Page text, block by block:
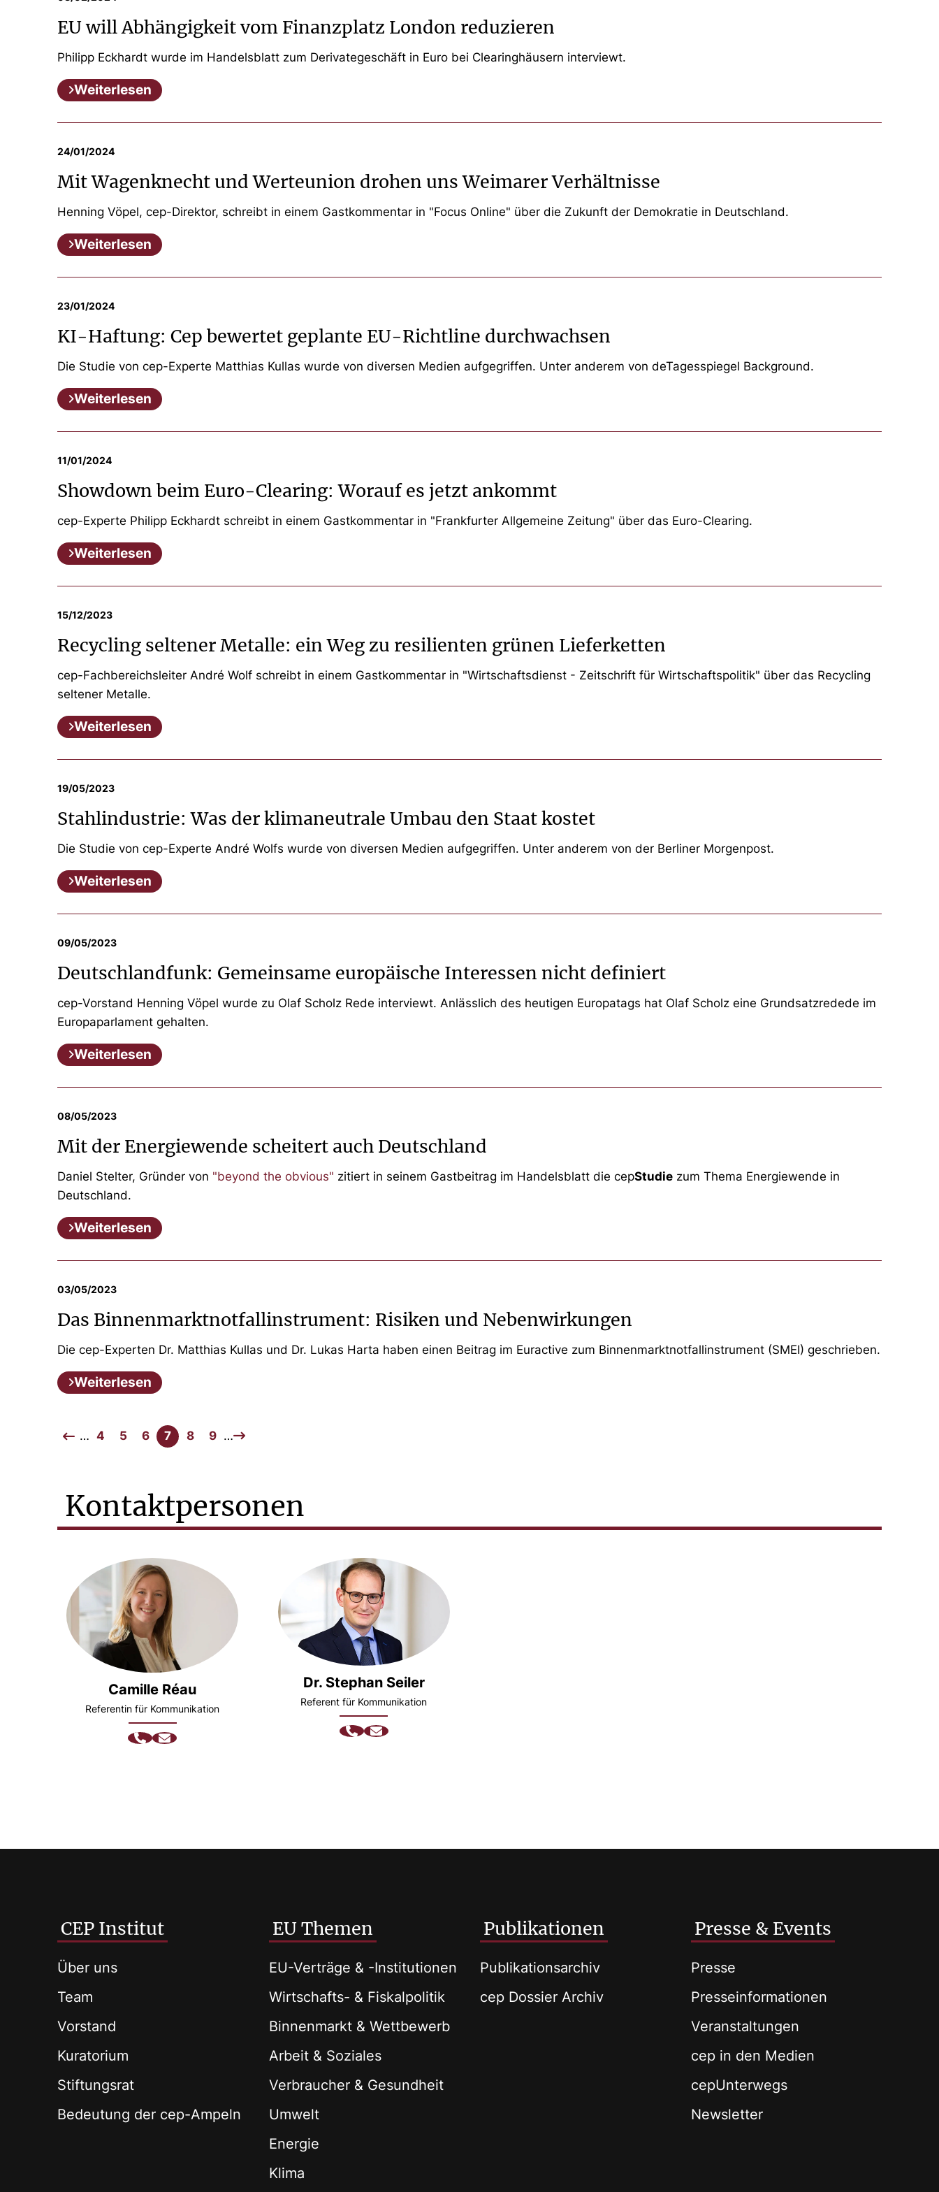
EU will Abhängigkeit vom Finanzplatz London reduzieren
Philipp Eckhardt wurde im Handelsblatt zum Derivategeschäft in Euro bei Clearinghäusern interviewt.
Weiterlesen
24/01/2024
Mit Wagenknecht und Werteunion drohen uns Weimarer Verhältnisse
Henning Vöpel, cep-Direktor, schreibt in einem Gastkommentar in "Focus Online" über die Zukunft der Demokratie in Deutschland.
Weiterlesen
23/01/2024
KI-Haftung: Cep bewertet geplante EU-Richtline durchwachsen
Die Studie von cep-Experte Matthias Kullas wurde von diversen Medien aufgegriffen. Unter anderem von deTagesspiegel Background.
Weiterlesen
11/01/2024
Showdown beim Euro-Clearing: Worauf es jetzt ankommt
cep-Experte Philipp Eckhardt schreibt in einem Gastkommentar in "Frankfurter Allgemeine Zeitung" über das Euro-Clearing.
Weiterlesen
15/12/2023
Recycling seltener Metalle: ein Weg zu resilienten grünen Lieferketten
cep-Fachbereichsleiter André Wolf schreibt in einem Gastkommentar in "Wirtschaftsdienst - Zeitschrift für Wirtschaftspolitik" über das Recycling
seltener Metalle.
Weiterlesen
19/05/2023
Stahlindustrie: Was der klimaneutrale Umbau den Staat kostet
Die Studie von cep-Experte André Wolfs wurde von diversen Medien aufgegriffen. Unter anderem von der Berliner Morgenpost.
Weiterlesen
09/05/2023
Deutschlandfunk: Gemeinsame europäische Interessen nicht definiert
cep-Vorstand Henning Vöpel wurde zu Olaf Scholz Rede interviewt. Anlässlich des heutigen Europatags hat Olaf Scholz eine Grundsatzredede im
Europaparlament gehalten.
Weiterlesen
08/05/2023
Mit der Energiewende scheitert auch Deutschland
Daniel Stelter, Gründer von "beyond the obvious" zitiert in seinem Gastbeitrag im Handelsblatt die cepStudie zum Thema Energiewende in
Deutschland.
Weiterlesen
03/05/2023
Das Binnenmarktnotfallinstrument: Risiken und Nebenwirkungen
Die cep-Experten Dr. Matthias Kullas und Dr. Lukas Harta haben einen Beitrag im Euractive zum Binnenmarktnotfallinstrument (SMEI) geschrieben.
Weiterlesen
… 4 5 6 7 8 9 …
Kontaktpersonen
Camille Réau
Referentin für Kommunikation
Dr. Stephan Seiler
Referent für Kommunikation
CEP Institut
Über uns
Team
Vorstand
Kuratorium
Stiftungsrat
Bedeutung der cep-Ampeln
EU Themen
EU-Verträge & -Institutionen
Wirtschafts- & Fiskalpolitik
Binnenmarkt & Wettbewerb
Arbeit & Soziales
Verbraucher & Gesundheit
Umwelt
Energie
Klima
Publikationen
Publikationsarchiv
cep Dossier Archiv
Presse & Events
Presse
Presseinformationen
Veranstaltungen
cep in den Medien
cepUnterwegs
Newsletter